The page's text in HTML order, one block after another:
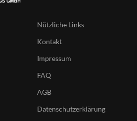
Nützliche Links
Kontakt
Impressum
FAQ
AGB
Datenschutzerklärung